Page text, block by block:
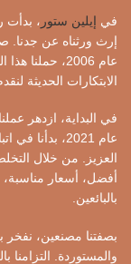
في إيلين ستور ، بدأت
إرث ورثناه عن جدنا.
عام 2006،
الابتكارات الحديثة
في البداية، ازدهر
عام 2021،
العزيز. من خلال
أفضل، أسعار
بالبائعين.
بصفتنا مصنعين، نفخر
والمستوردة. التزامنا